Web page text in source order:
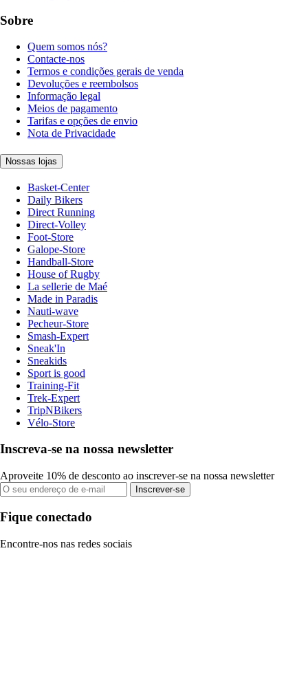
Sobre
Quem somos nós?
Contacte-nos
Termos e condições gerais de venda
Devoluções e reembolsos
Informação legal
Meios de pagamento
Tarifas e opções de envio
Nota de Privacidade
Nossas lojas
Basket-Center
Daily Bikers
Direct Running
Direct-Volley
Foot-Store
Galope-Store
Handball-Store
House of Rugby
La sellerie de Maé
Made in Paradis
Nauti-wave
Pecheur-Store
Smash-Expert
Sneak'In
Sneakids
Sport is good
Training-Fit
Trek-Expert
TripNBikers
Vélo-Store
Inscreva-se na nossa newsletter
Aproveite 10% de desconto ao inscrever-se na nossa newsletter
Inscrever-se
Fique conectado
Encontre-nos nas redes sociais